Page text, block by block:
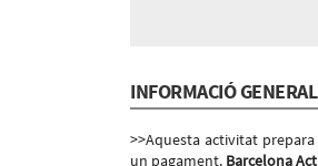
Dilluns 14 de
Dimarts 15 de
Dijous 17 de
Dilluns 21 de
INFORMACIÓ GENERAL
>>Aquesta activitat
un pagament. Barcelona